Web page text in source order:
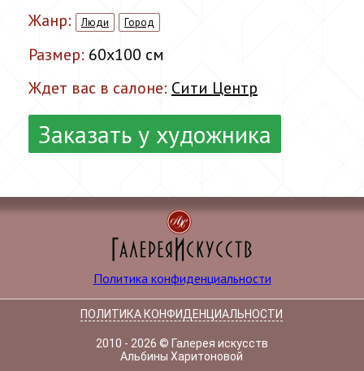
Жанр:
Люди Город
Размер: 60x100 см
Ждет вас в салоне: Сити Центр
Заказать у художника
Политика конфиденциальности
ПОЛИТИКА КОНФИДЕНЦИАЛЬНОСТИ
2010 - 2026 © Галерея искусств
Альбины Харитоновой